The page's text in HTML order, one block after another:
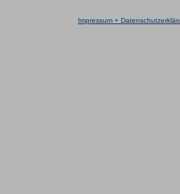
Impressum +